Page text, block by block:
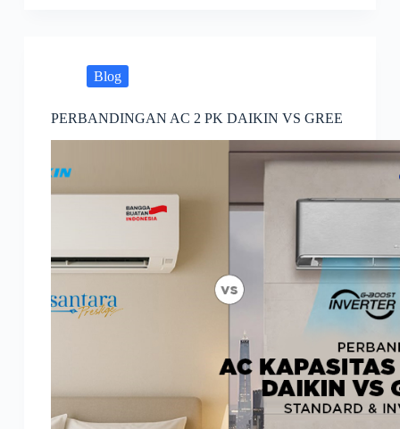
Blog
PERBANDINGAN AC 2 PK DAIKIN VS GREE